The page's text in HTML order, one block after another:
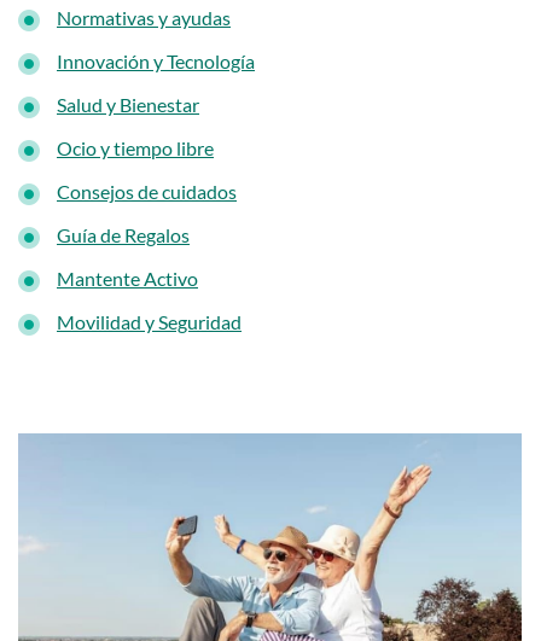
i
p
a
l
Normativas y ayudas
Innovación y Tecnología
Salud y Bienestar
Ocio y tiempo libre
Consejos de cuidados
Guía de Regalos
Mantente Activo
Movilidad y Seguridad